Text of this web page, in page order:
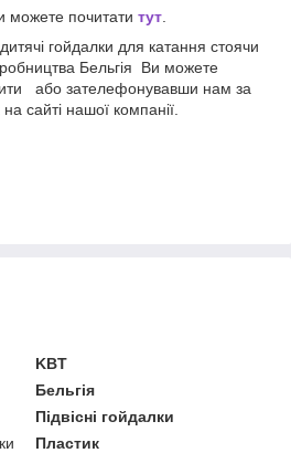
можете почитати тут
дитячі гойдалки для катання стоячи
Бельгія Ви можете
або зателефонувавши нам за
сайті нашої компанії.
KBT
Бельгія
Підвісні гойдалки
Пластик